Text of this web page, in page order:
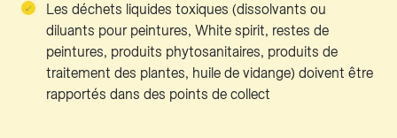
Les déchets liquides toxiques (dissolvants ou
diluants pour peintures, White spirit, restes de
peintures, produits phytosanitaires, produits de
traitement des plantes, huile de vidange) doivent être
rapportés dans des points de collect